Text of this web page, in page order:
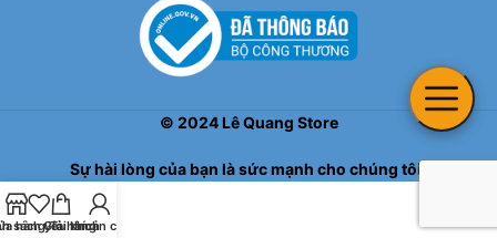
© 2024Lê Quang Store
Sự hài lòng của bạn là sức mạnh cho chúng tôi!
hàng
sách yêu thích
Giỏ hàng
Tài khoản của tôi